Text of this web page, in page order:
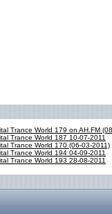
Trance World 179 on AH.FM
Trance World 187 10-07-2011
Trance World 170 (06-03-2011)
Trance World 194 04-09-2011
Trance World 193 28-08-2011